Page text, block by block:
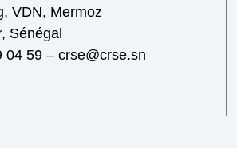
VDN, Mermoz
Sénégal
04 59 – crse@crse.sn